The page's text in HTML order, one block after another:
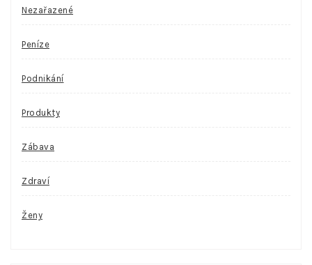
Nezařazené
Peníze
Podnikání
Produkty
Zábava
Zdraví
Ženy